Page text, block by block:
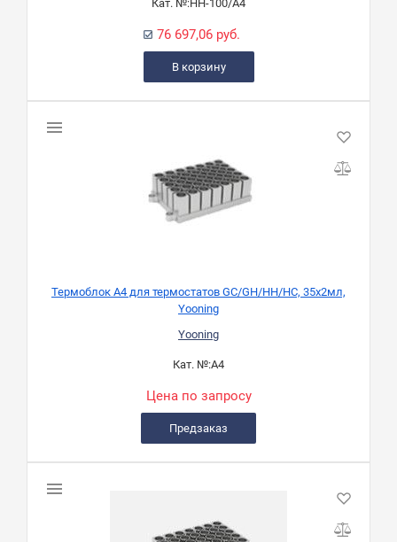
Кат. №:HH-100/A4
76 697,06 руб.
В корзину
Термоблок A4 для термостатов GC/GH/HH/HC, 35х2мл,
Yooning
Yooning
Кат. №:A4
Цена по запросу
Предзаказ